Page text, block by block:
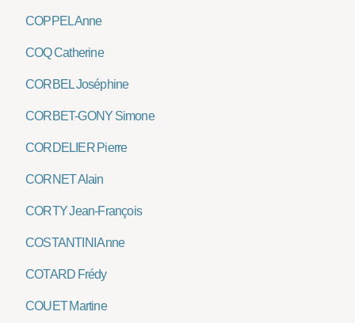
COPPEL Anne
COQ Catherine
CORBEL Joséphine
CORBET-GONY Simone
CORDELIER Pierre
CORNET Alain
CORTY Jean-François
COSTANTINI Anne
COTARD Frédy
COUET Martine